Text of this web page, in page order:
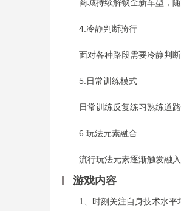
商城持续解锁全新车型，随
4.冷静判断骑行
面对各种路段需要冷静判断
5.日常训练模式
日常训练反复练习熟练道路
6.玩法元素融合
流行玩法元素逐渐触发融入
游戏内容
1、时刻关注自身技术水平培